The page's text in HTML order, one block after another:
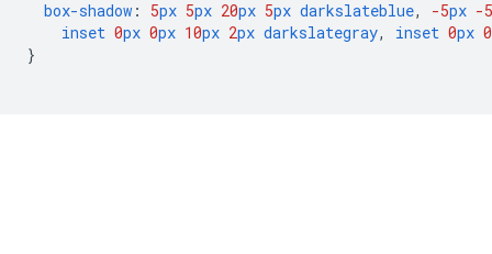
box-shadow : 5px 5px 20px 5px darkslateblue, -5px -5
inset 0px 0px 10px 2px darkslategray, inset 0px 0
}